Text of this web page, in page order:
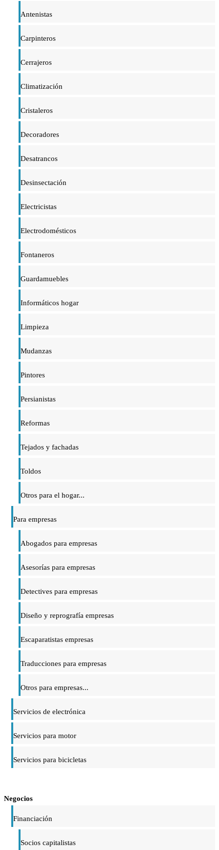
Antenistas
Carpinteros
Cerrajeros
Climatización
Cristaleros
Decoradores
Desatrancos
Desinsectación
Electricistas
Electrodomésticos
Fontaneros
Guardamuebles
Informáticos hogar
Limpieza
Mudanzas
Pintores
Persianistas
Reformas
Tejados y fachadas
Toldos
Otros para el hogar...
Para empresas
Abogados para empresas
Asesorías para empresas
Detectives para empresas
Diseño y reprografía empresas
Escaparatistas empresas
Traducciones para empresas
Otros para empresas...
Servicios de electrónica
Servicios para motor
Servicios para bicicletas
Negocios
Financiación
Socios capitalistas